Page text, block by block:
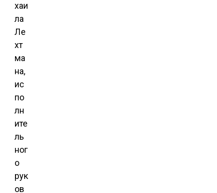
хаи
ла
Ле
хт
ма
на,
ис
по
лн
ите
ль
ног
о
рук
ов